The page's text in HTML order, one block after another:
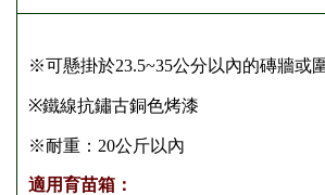
※可懸掛於23.5~35公分以內的磚牆或
※鐵線抗鏽古銅色烤漆
※耐重：20公斤以內
適用育苗箱：